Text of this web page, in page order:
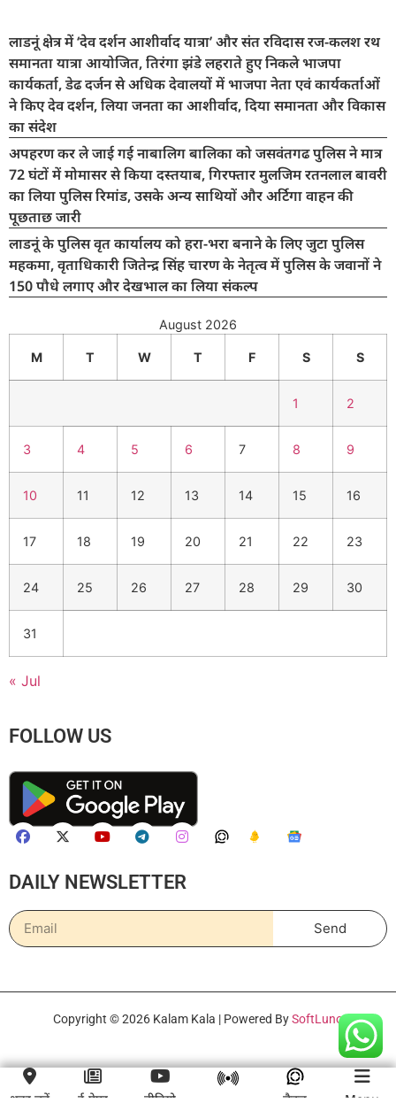
लाडनूं क्षेत्र में ‘देव दर्शन आशीर्वाद यात्रा’ और संत रविदास रज-कलश रथ
समानता यात्रा आयोजित, तिरंगा झंडे लहराते हुए निकले भाजपा
कार्यकर्ता, डेढ दर्जन से अधिक देवालयों में भाजपा नेता एवं कार्यकर्ताओं
ने किए देव दर्शन, लिया जनता का आशीर्वाद, दिया समानता और विकास
का संदेश
अपहरण कर ले जाई गई नाबालिग बालिका को जसवंतगढ पुलिस ने मात्र
72 घंटों में मोमासर से किया दस्तयाब, गिरफ्तार मुलजिम रतनलाल बावरी
का लिया पुलिस रिमांड, उसके अन्य साथियों और अर्टिगा वाहन की
पूछताछ जारी
लाडनूं के पुलिस वृत कार्यालय को हरा-भरा बनाने के लिए जुटा पुलिस
महकमा, वृताधिकारी जितेन्द्र सिंह चारण के नेतृत्व में पुलिस के जवानों ने
150 पौधे लगाए और देखभाल का लिया संकल्प
August 2026
M T W T F S S
1 2
3 4 5 6 7 8 9
10 11 12 13 14 15 16
17 18 19 20 21 22 23
24 25 26 27 28 29 30
31
« Jul
FOLLOW US
DAILY NEWSLETTER
Send
Copyright © 2026 Kalam Kala | Powered BySoftLuno
शहर चुनें ई-पेपर वीडियो चैनल Menu